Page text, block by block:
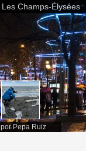
Les Champs-Élysées
por Pepa Ruiz